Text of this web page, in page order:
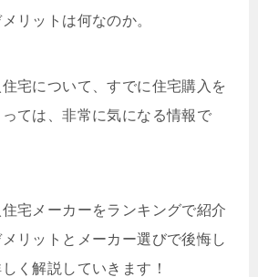
リットは何なのか。
宅について、すでに住宅購入を
ては、非常に気になる情報で
宅メーカーをランキングで紹介
リットとメーカー選びで後悔し
く解説していきます！